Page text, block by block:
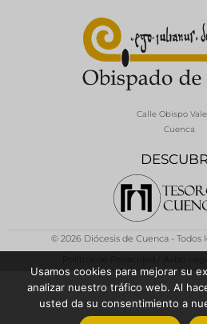
Calle Obispo
Cuenca
© 2026 Diócesis de Cuenca - Todos
Usamos cookies para mejorar su
analizar nuestro tráfico web. Al
usted da su consentimiento a